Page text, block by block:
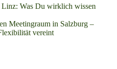
Was Du wirklich wissen
Meetingraum in Salzburg –
vereint